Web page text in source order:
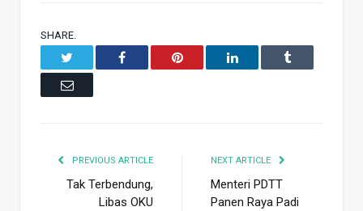
SHARE.
Facebook Pinterest LinkedIn Tumblr
Email
PREVIOUS ARTICLE
Tak Terbendung,
Libas OKU
NEXT ARTICLE
Menteri PDTT
Panen Raya Padi